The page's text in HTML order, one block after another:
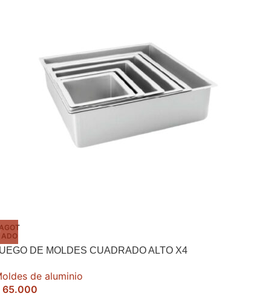
ADO
DE MOLDES CUADRADO ALTO X4
de aluminio
65.000